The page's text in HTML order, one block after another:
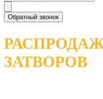
Обратный звонок
ЗАТВОРОВ